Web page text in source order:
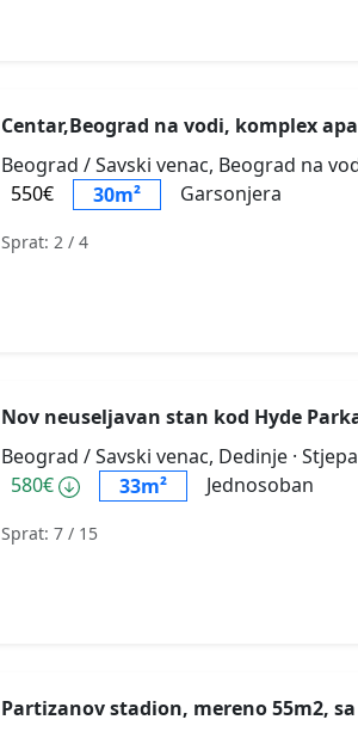
Centar,Beograd na vodi, komplex
Beograd / Savski venac, Beograd na
550€
30m² Garsonjera
Sprat: 2 / 4
Nov neuseljavan stan kod Hyde
Beograd / Savski venac, Dedinje ·
580€
33m² Jednosoban
Sprat: 7 / 15
Partizanov stadion, mereno 55m2,